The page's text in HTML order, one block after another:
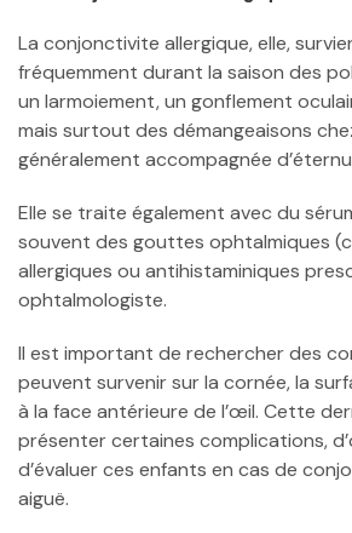
La conjonctivite allergique, elle,
fréquemment durant la saison des
un larmoiement, un gonflement
mais surtout des démangeaisons
généralement accompagnée
Elle se traite également avec du
souvent des gouttes ophtalmiques
allergiques ou antihistaminiques
ophtalmologiste.
Il est important de rechercher des
peuvent survenir sur la cornée, la
à la face antérieure de l’œil. Cette
présenter certaines complications,
d’évaluer ces enfants en cas de
aiguë.